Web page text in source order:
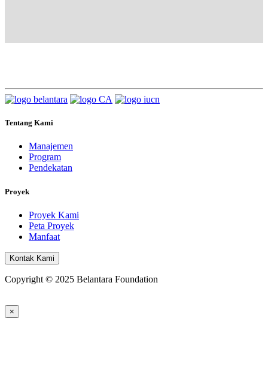
Tentang Kami
Manajemen
Program
Pendekatan
Proyek
Proyek Kami
Peta Proyek
Manfaat
Kontak Kami
Copyright © 2025 Belantara Foundation
×